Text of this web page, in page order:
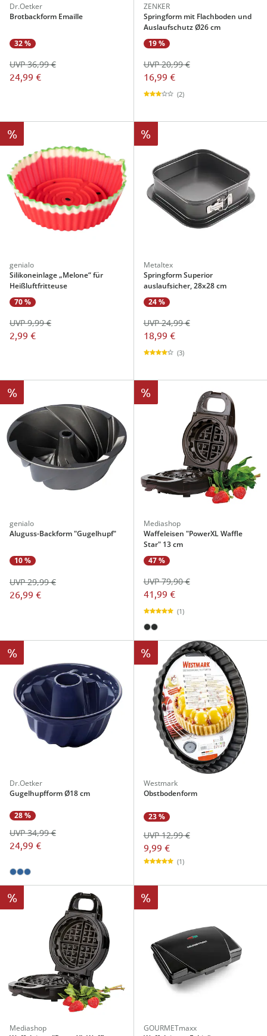
Dr.Oetker
Brotbackform Emaille
32 %
24,99 €
UVP 36,99 €
ZENKER
Springform mit Flachboden und
Auslaufschutz Ø26 cm
19 %
16,99 €
UVP 20,99 €
(2)
%
genialo
Silikoneinlage „Melone“ für
Heißluftfritteuse
70 %
2,99 €
UVP 9,99 €
%
Metaltex
Springform Superior
auslaufsicher, 28x28 cm
24 %
18,99 €
UVP 24,99 €
(3)
%
genialo
Aluguss-Backform "Gugelhupf"
10 %
26,99 €
UVP 29,99 €
%
Mediashop
Waffeleisen "PowerXL Waffle
Star" 13 cm
47 %
41,99 €
UVP 79,90 €
(1)
%
Dr.Oetker
Gugelhupfform Ø18 cm
28 %
24,99 €
UVP 34,99 €
%
Westmark
Obstbodenform
23 %
9,99 €
UVP 12,99 €
(1)
%
Mediashop
%
GOURMETmaxx